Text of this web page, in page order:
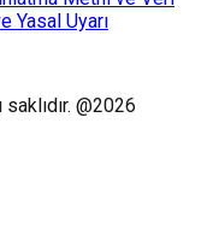
Yasal Uyarı
@2026